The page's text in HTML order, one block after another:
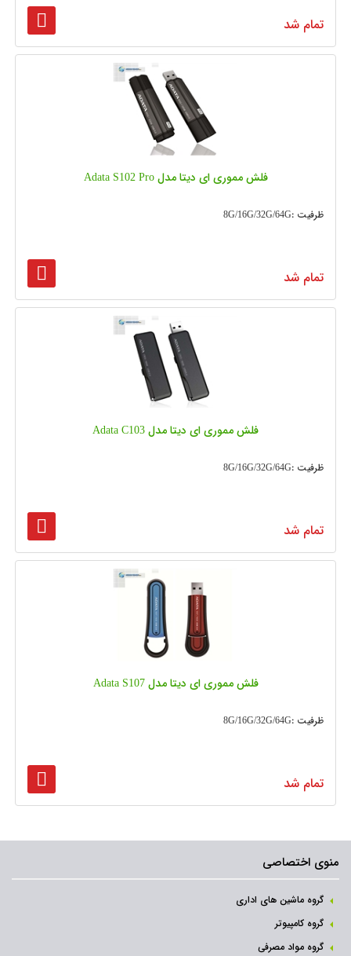
تمام شد
فلش مموری ای دیتا مدل Adata S102 Pro
ظرفیت :8G/16G/32G/64G
تمام شد
فلش مموری ای دیتا مدل Adata C103
ظرفیت :8G/16G/32G/64G
تمام شد
فلش مموری ای دیتا مدل Adata S107
ظرفیت :8G/16G/32G/64G
تمام شد
منوی اختصاصی
گروه ماشین های اداری
گروه کامپیوتر
گروه مواد مصرفی